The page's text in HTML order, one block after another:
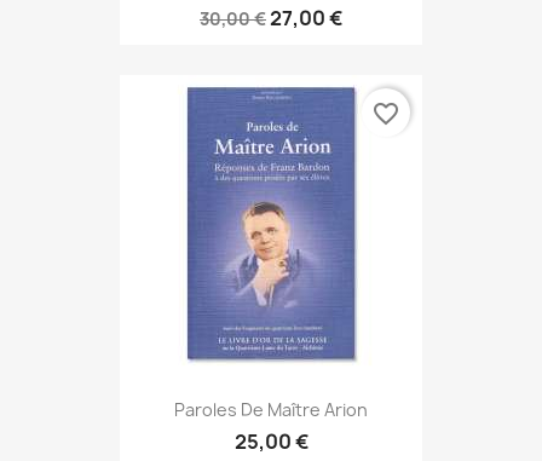
30,00 €27,00 €
Paroles De Maître Arion
25,00 €
favorite_border